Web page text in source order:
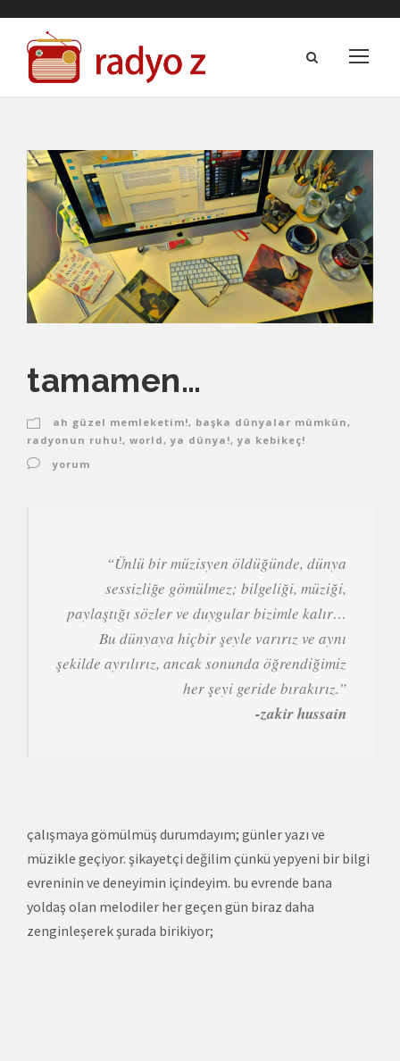
tamamen…
ah güzel memleketim!, başka dünyalar mümkün,
radyonun ruhu!, world , ya dünya!, ya kebikeç!
yorum
“Ünlü bir müzisyen öldüğünde, dünya
sessizliğe gömülmez; bilgeliği, müziği,
paylaştığı sözler ve duygular bizimle kalır…
Bu dünyaya hiçbir şeyle varırız ve aynı
şekilde ayrılırız, ancak sonunda öğrendiğimiz
her şeyi geride bırakırız.”
-zakir hussain
çalışmaya gömülmüş durumdayım; günler yazı ve
müzikle geçiyor. şikayetçi değilim çünkü yepyeni bir bilgi
evreninin ve deneyimin içindeyim. bu evrende bana
yoldaş olan melodiler her geçen gün biraz daha
zenginleşerek şurada birikiyor;